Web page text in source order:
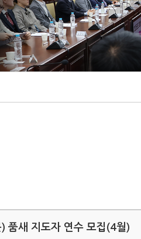
품새 지도자 연수 모집(4월)